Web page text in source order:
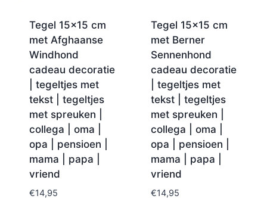
Tegel 15×15 cm
met Afghaanse
Windhond
cadeau decoratie
| tegeltjes met
tekst | tegeltjes
met spreuken |
collega | oma |
opa | pensioen |
mama | papa |
vriend
€14,95
Tegel 15×15 cm
met Berner
Sennenhond
cadeau decoratie
| tegeltjes met
tekst | tegeltjes
met spreuken |
collega | oma |
opa | pensioen |
mama | papa |
vriend
€14,95